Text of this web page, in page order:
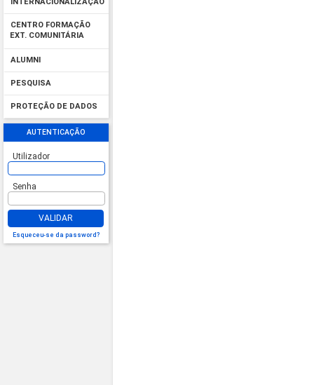
INTERNACIONALIZAÇÃO
CENTRO FORMAÇÃO
EXT. COMUNITÁRIA
ALUMNI
PESQUISA
PROTEÇÃO DE DADOS
AUTENTICAÇÃO
Utilizador
Senha
VALIDAR
Esqueceu-se da password?